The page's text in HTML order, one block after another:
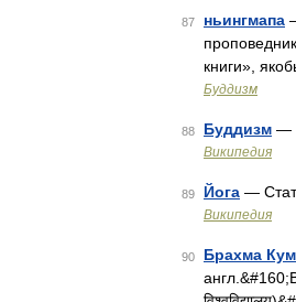
87 ньингмапа
книги»,
Буддизм
88 Буддизм —
Википедия
89 Йога —
Википедия
90 Брахма